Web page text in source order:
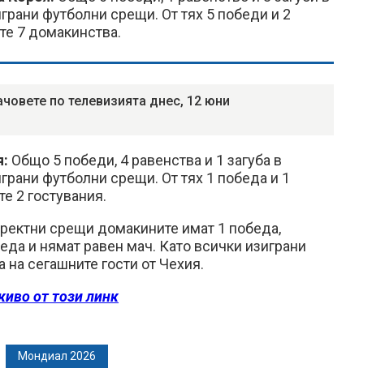
футболни срещи. От тях 5 победи и 2
7 домакинства.
по телевизията днес, 12 юни
Общо 5 победи, 4 равенства и 1 загуба в
футболни срещи. От тях 1 победа и 1
2 гостувания.
срещи домакините имат 1 победа,
и нямат равен мач. Като всички изиграни
на сегашните гости от Чехия.
от този линк
Мондиал 2026